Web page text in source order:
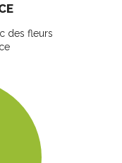
des fleurs